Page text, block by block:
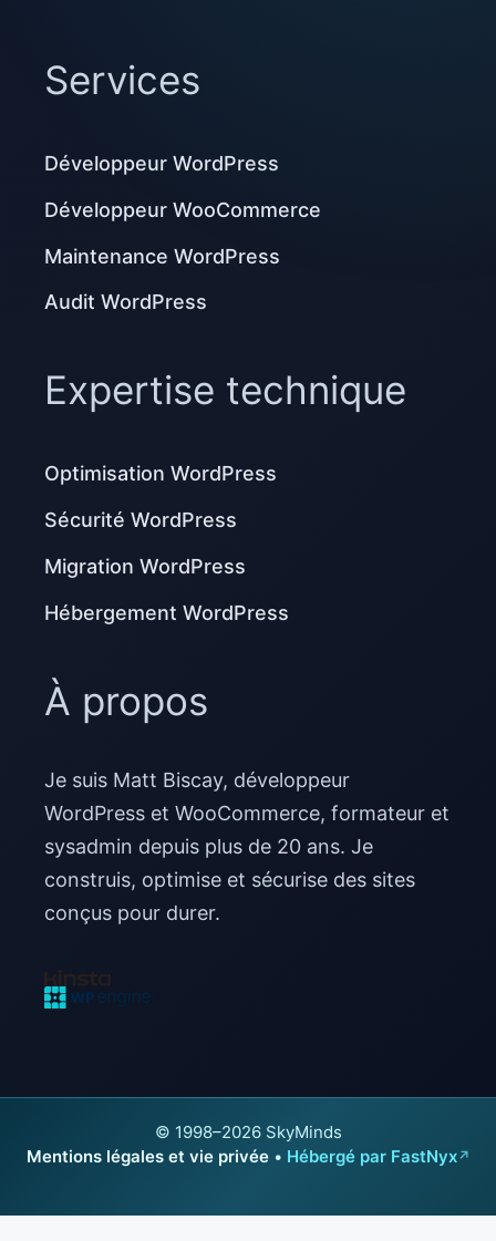
Services
Développeur WordPress
Développeur WooCommerce
Maintenance WordPress
Audit WordPress
Expertise technique
Optimisation WordPress
Sécurité WordPress
Migration WordPress
Hébergement WordPress
À propos
Je suis Matt Biscay, développeur
WordPress et WooCommerce, formateur et
sysadmin depuis plus de 20 ans. Je
construis, optimise et sécurise des sites
conçus pour durer.
© 1998–2026 SkyMinds
Mentions légales et vie privée • Hébergé par FastNyx